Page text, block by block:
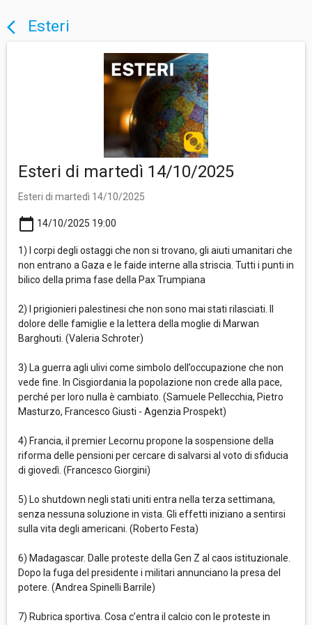
arrow_back_ios Esteri
Esteri di martedì 14/10/2025
Esteri di martedì 14/10/2025
calendar_today 14/10/2025 19:00
1) I corpi degli ostaggi che non si trovano, gli aiuti umanitari che
non entrano a Gaza e le faide interne alla striscia. Tutti i punti in
bilico della prima fase della Pax Trumpiana
2) I prigionieri palestinesi che non sono mai stati rilasciati. Il
dolore delle famiglie e la lettera della moglie di Marwan
Barghouti. (Valeria Schroter)
3) La guerra agli ulivi come simbolo dell’occupazione che non
vede fine. In Cisgiordania la popolazione non crede alla pace,
perché per loro nulla è cambiato. (Samuele Pellecchia, Pietro
Masturzo, Francesco Giusti - Agenzia Prospekt)
4) Francia, il premier Lecornu propone la sospensione della
riforma delle pensioni per cercare di salvarsi al voto di sfiducia
di giovedì. (Francesco Giorgini)
5) Lo shutdown negli stati uniti entra nella terza settimana,
senza nessuna soluzione in vista. Gli effetti iniziano a sentirsi
sulla vita degli americani. (Roberto Festa)
6) Madagascar. Dalle proteste della Gen Z al caos istituzionale.
Dopo la fuga del presidente i militari annunciano la presa del
potere. (Andrea Spinelli Barrile)
7) Rubrica sportiva. Cosa c’entra il calcio con le proteste in